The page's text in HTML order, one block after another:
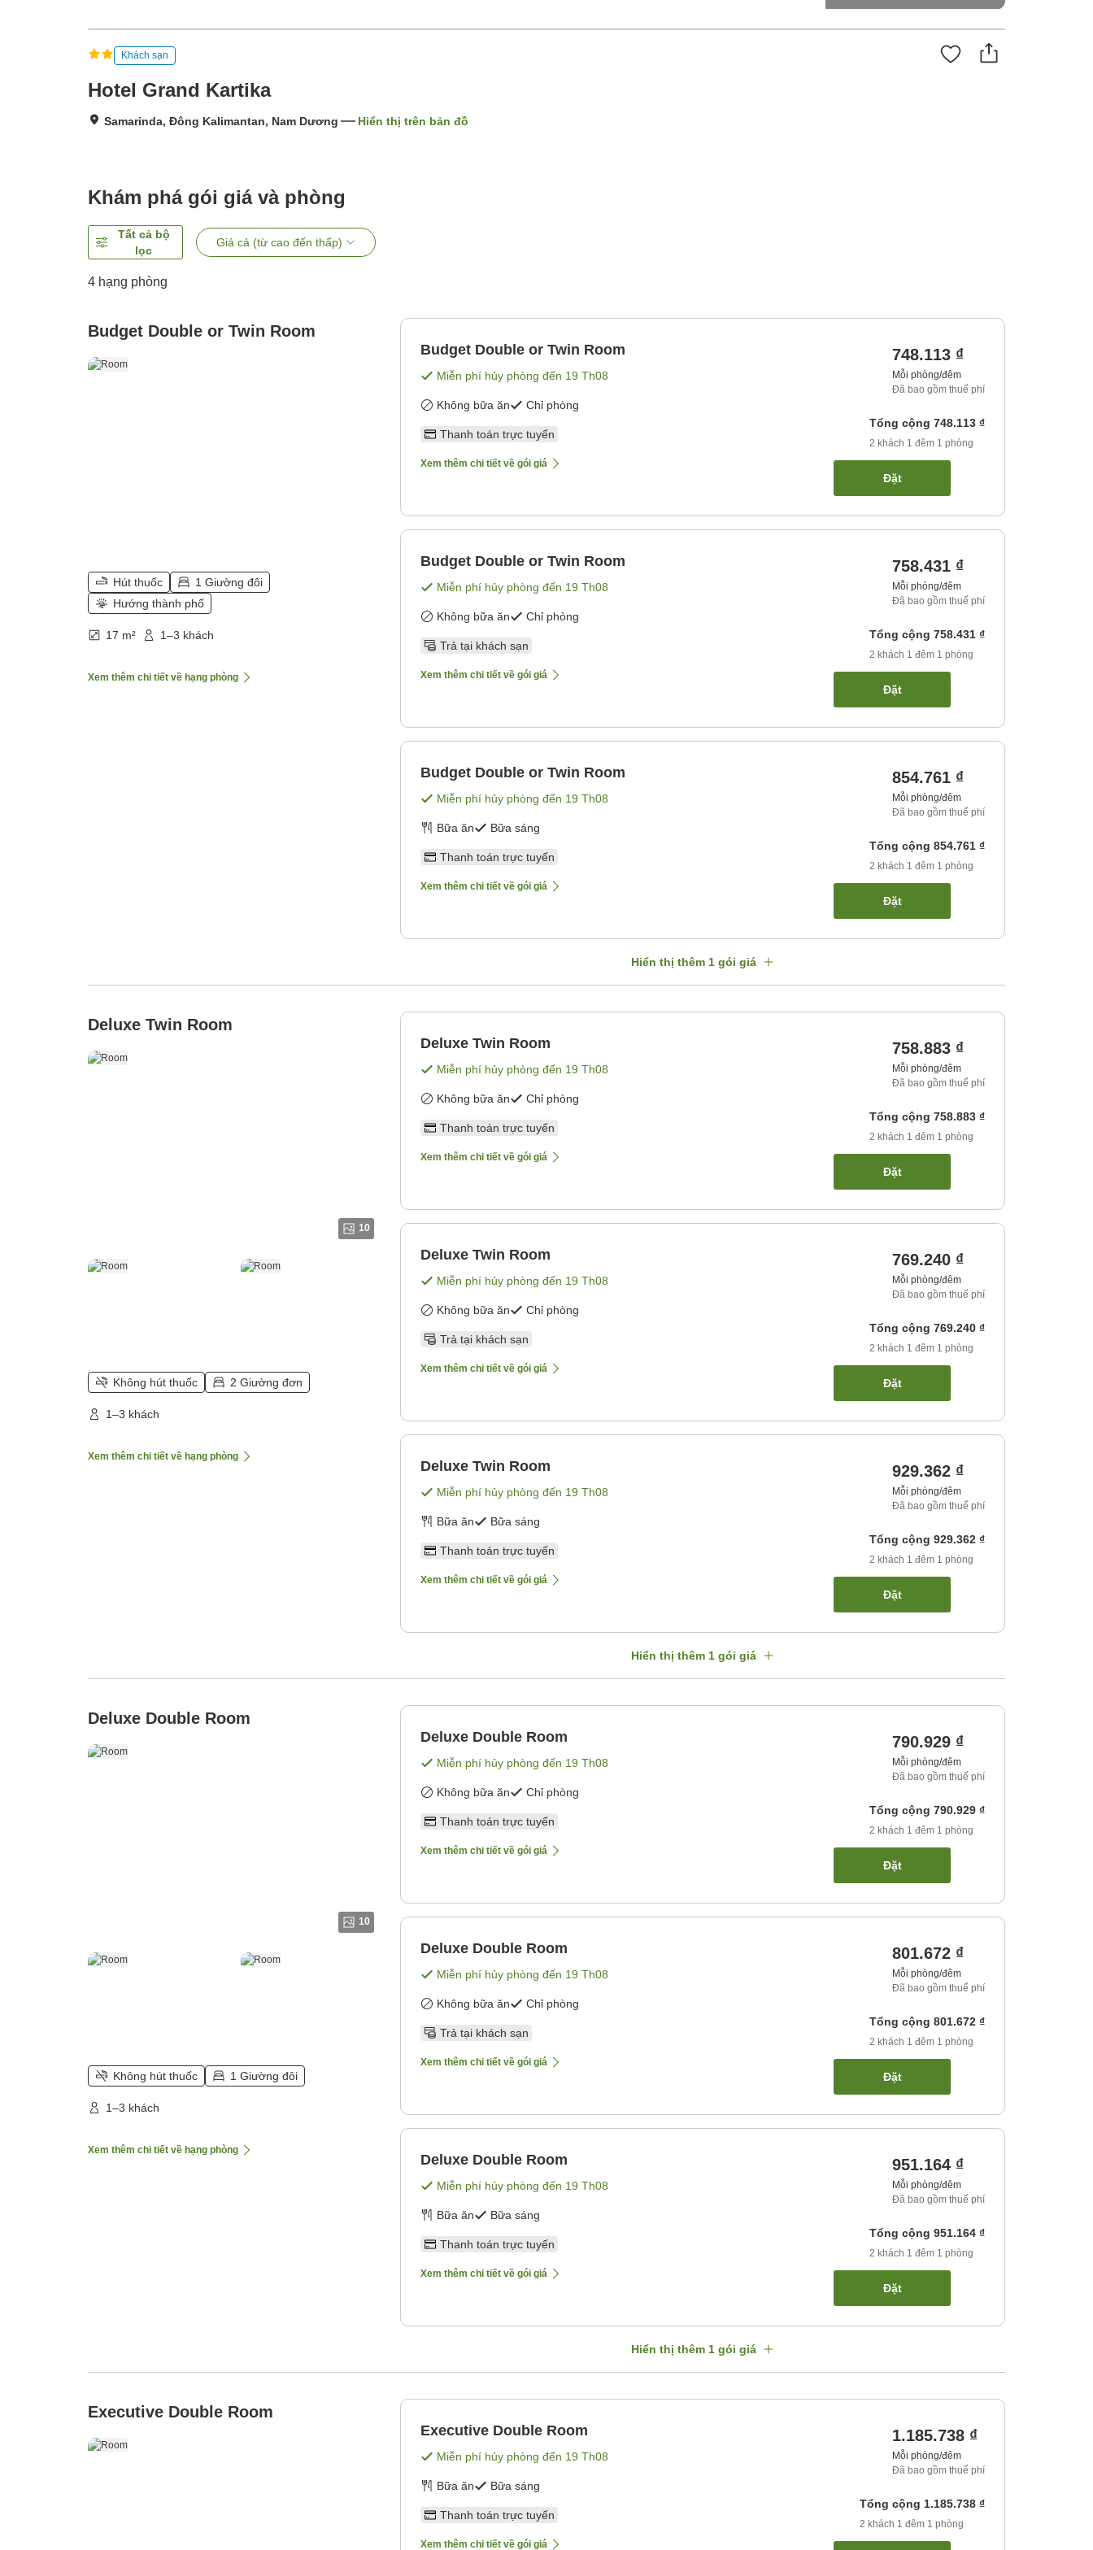
Khách sạn
Hotel Grand Kartika
Samarinda, Đông Kalimantan, Nam Dương Hiển thị trên bản đồ
Khám phá gói giá và phòng
Tất cả bộ
lọc
Giá cả (từ cao đến thấp)
4 hạng phòng
Budget Double or Twin Room
Hút thuốc
1 Giường đôi
Hướng thành phố
17 m² 1–3 khách
Xem thêm chi tiết về hạng phòng
Budget Double or Twin Room
Miễn phí hủy phòng đến 19 Th08
Không bữa ăn Chỉ phòng
Thanh toán trực tuyến
Xem thêm chi tiết về gói giá
748.113 ₫
Mỗi phòng/đêm
Đã bao gồm thuế phí
Tổng cộng 748.113 ₫
2 khách 1 đêm 1 phòng
Đặt
Budget Double or Twin Room
Miễn phí hủy phòng đến 19 Th08
Không bữa ăn Chỉ phòng
Trả tại khách sạn
Xem thêm chi tiết về gói giá
758.431 ₫
Mỗi phòng/đêm
Đã bao gồm thuế phí
Tổng cộng 758.431 ₫
2 khách 1 đêm 1 phòng
Đặt
Budget Double or Twin Room
Miễn phí hủy phòng đến 19 Th08
Bữa ăn Bữa sáng
Thanh toán trực tuyến
Xem thêm chi tiết về gói giá
854.761 ₫
Mỗi phòng/đêm
Đã bao gồm thuế phí
Tổng cộng 854.761 ₫
2 khách 1 đêm 1 phòng
Đặt
Hiển thị thêm 1 gói giá
Deluxe Twin Room
10
Không hút thuốc 2 Giường đơn
1–3 khách
Xem thêm chi tiết về hạng phòng
Deluxe Twin Room
Miễn phí hủy phòng đến 19 Th08
Không bữa ăn Chỉ phòng
Thanh toán trực tuyến
Xem thêm chi tiết về gói giá
758.883 ₫
Mỗi phòng/đêm
Đã bao gồm thuế phí
Tổng cộng 758.883 ₫
2 khách 1 đêm 1 phòng
Đặt
Deluxe Twin Room
Miễn phí hủy phòng đến 19 Th08
Không bữa ăn Chỉ phòng
Trả tại khách sạn
Xem thêm chi tiết về gói giá
769.240 ₫
Mỗi phòng/đêm
Đã bao gồm thuế phí
Tổng cộng 769.240 ₫
2 khách 1 đêm 1 phòng
Đặt
Deluxe Twin Room
Miễn phí hủy phòng đến 19 Th08
Bữa ăn Bữa sáng
Thanh toán trực tuyến
Xem thêm chi tiết về gói giá
929.362 ₫
Mỗi phòng/đêm
Đã bao gồm thuế phí
Tổng cộng 929.362 ₫
2 khách 1 đêm 1 phòng
Đặt
Hiển thị thêm 1 gói giá
Deluxe Double Room
10
Không hút thuốc 1 Giường đôi
1–3 khách
Xem thêm chi tiết về hạng phòng
Deluxe Double Room
Miễn phí hủy phòng đến 19 Th08
Không bữa ăn Chỉ phòng
Thanh toán trực tuyến
Xem thêm chi tiết về gói giá
790.929 ₫
Mỗi phòng/đêm
Đã bao gồm thuế phí
Tổng cộng 790.929 ₫
2 khách 1 đêm 1 phòng
Đặt
Deluxe Double Room
Miễn phí hủy phòng đến 19 Th08
Không bữa ăn Chỉ phòng
Trả tại khách sạn
Xem thêm chi tiết về gói giá
801.672 ₫
Mỗi phòng/đêm
Đã bao gồm thuế phí
Tổng cộng 801.672 ₫
2 khách 1 đêm 1 phòng
Đặt
Deluxe Double Room
Miễn phí hủy phòng đến 19 Th08
Bữa ăn Bữa sáng
Thanh toán trực tuyến
Xem thêm chi tiết về gói giá
951.164 ₫
Mỗi phòng/đêm
Đã bao gồm thuế phí
Tổng cộng 951.164 ₫
2 khách 1 đêm 1 phòng
Đặt
Hiển thị thêm 1 gói giá
Executive Double Room
Executive Double Room
Miễn phí hủy phòng đến 19 Th08
Bữa ăn Bữa sáng
Thanh toán trực tuyến
Xem thêm chi tiết về gói giá
1.185.738 ₫
Mỗi phòng/đêm
Đã bao gồm thuế phí
Tổng cộng 1.185.738 ₫
2 khách 1 đêm 1 phòng